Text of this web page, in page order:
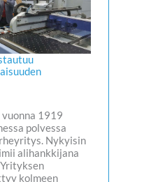
1919
polvessa
Nykyisin
alihankkijana
kolmeen